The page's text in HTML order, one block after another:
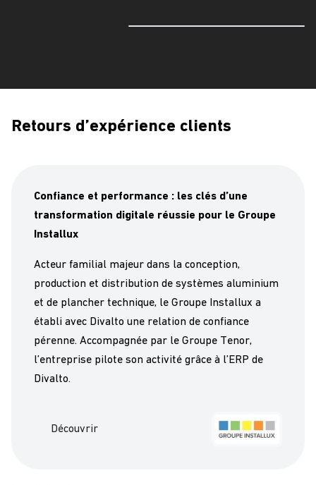
Retours d’expérience clients
Confiance et performance : les clés d’une
transformation digitale réussie pour le Groupe
Installux
Acteur familial majeur dans la conception,
production et distribution de systèmes aluminium
et de plancher technique, le Groupe Installux a
établi avec Divalto une relation de confiance
pérenne. Accompagnée par le Groupe Tenor,
l’entreprise pilote son activité grâce à l’ERP de
Divalto.
Découvrir